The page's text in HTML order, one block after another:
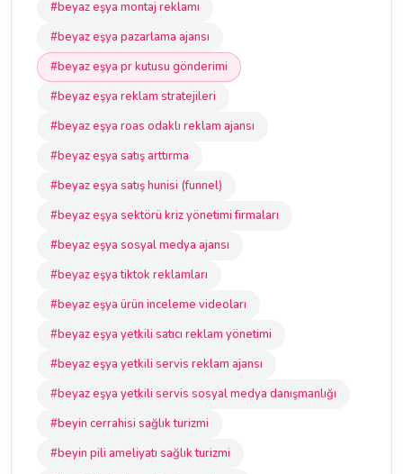
#beyaz eşya montaj reklamı
#beyaz eşya pazarlama ajansı
#beyaz eşya pr kutusu gönderimi
#beyaz eşya reklam stratejileri
#beyaz eşya roas odaklı reklam ajansı
#beyaz eşya satış arttırma
#beyaz eşya satış hunisi (funnel)
#beyaz eşya sektörü kriz yönetimi firmaları
#beyaz eşya sosyal medya ajansı
#beyaz eşya tiktok reklamları
#beyaz eşya ürün inceleme videoları
#beyaz eşya yetkili satıcı reklam yönetimi
#beyaz eşya yetkili servis reklam ajansı
#beyaz eşya yetkili servis sosyal medya danışmanlığı
#beyin cerrahisi sağlık turizmi
#beyin pili ameliyatı sağlık turizmi